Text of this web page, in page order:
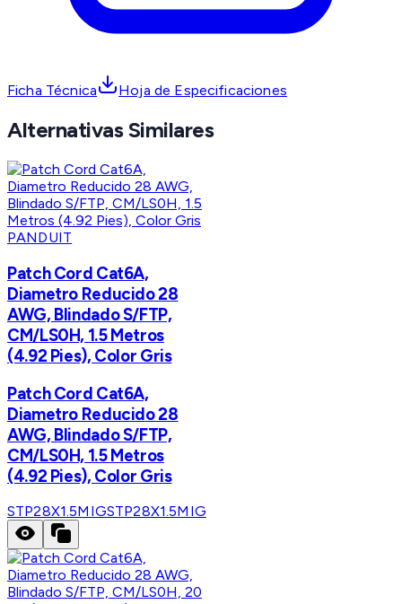
Ficha Técnica Hoja de Especificaciones
Alternativas Similares
PANDUIT
Patch Cord Cat6A,
Diametro Reducido 28
AWG, Blindado S/FTP,
CM/LS0H, 1.5 Metros
(4.92 Pies), Color Gris
Patch Cord Cat6A,
Diametro Reducido 28
AWG, Blindado S/FTP,
CM/LS0H, 1.5 Metros
(4.92 Pies), Color Gris
STP28X1.5MIGSTP28X1.5MIG